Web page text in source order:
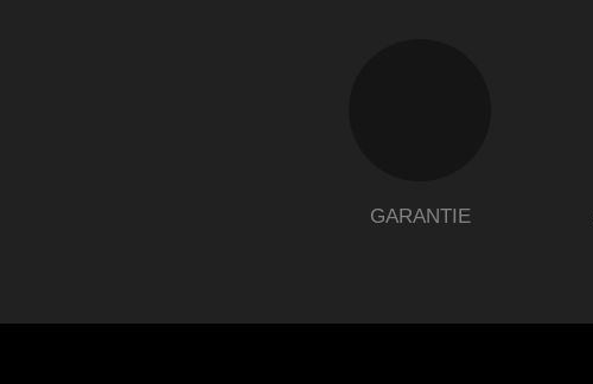
GARANTIE